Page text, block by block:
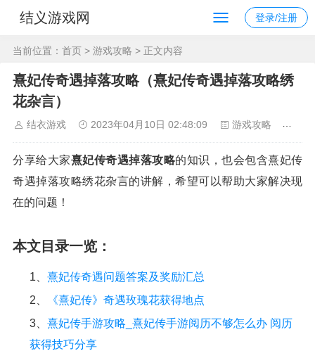
结义游戏网 登录/注册
当前位置： 首页 > 游戏攻略 > 正文内容
熹妃传奇遇掉落攻略（熹妃传奇遇掉落攻略绣
花杂言）
结衣游戏 2023年04月10日 02:48:09 游戏攻略
分享给大家熹妃传奇遇掉落攻略的知识，也会包含熹妃传
奇遇掉落攻略绣花杂言的讲解，希望可以帮助大家解决现
在的问题！
本文目录一览：
1、 熹妃传奇遇问题答案及奖励汇总
2、
《熹妃传》奇遇玫瑰花获得地点
3、 熹妃传手游攻略_熹妃传手游阅历不够怎么办 阅历
获得技巧分享